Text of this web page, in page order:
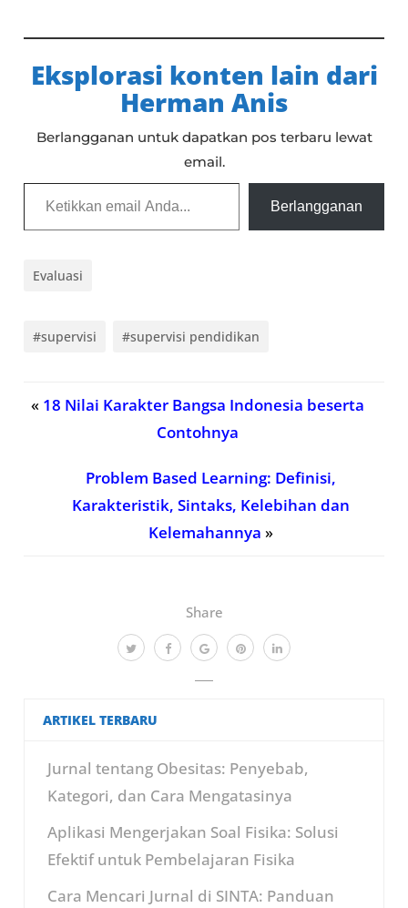
Share
Eksplorasi konten lain dari
Herman Anis
Berlangganan untuk dapatkan pos terbaru lewat
email.
Ketikkan email Anda...
Berlangganan
Evaluasi
#supervisi #supervisi pendidikan
« 18 Nilai Karakter Bangsa Indonesia beserta
Contohnya
Problem Based Learning: Definisi,
Karakteristik, Sintaks, Kelebihan dan
Kelemahannya »
ARTIKEL TERBARU
Jurnal tentang Obesitas: Penyebab,
Kategori, dan Cara Mengatasinya
Aplikasi Mengerjakan Soal Fisika: Solusi
Efektif untuk Pembelajaran Fisika
Cara Mencari Jurnal di SINTA: Panduan